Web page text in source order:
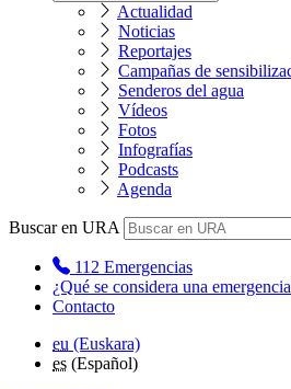
Actualidad
Noticias
Reportajes
Campañas de
Senderos del agua
Vídeos
Fotos
Infografías
Podcasts
Agenda
Buscar en URA
112 Emergencias
¿Qué se considera una
Contacto
eu (Euskara)
es (Español)